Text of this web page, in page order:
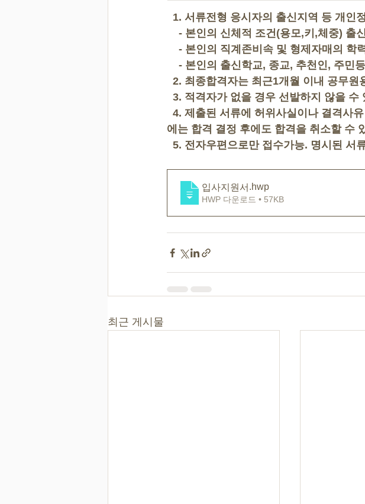
1. 서류전형 응시자의 출신지역 등 개인
- 본인의 신체적 조건(용모,키,체중) 출
- 본인의 직계존비속 및 형제자매의 학
- 본인의 출신학교, 종교, 추천인, 주민
2. 최종합격자는 최근1개월 이내 공무원
3. 적격자가 없을 경우 선발하지 않을 수
4. 제출된 서류에 허위사실이나 결격사
에는 합격 결정 후에도 합격을 취소할 수
5. 전자우편으로만 접수가능. 명시된 서
입사지원서 .hwp
HWP 다운로드 • 57KB
최근 게시물